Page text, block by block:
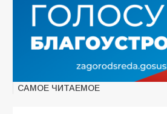
САМОЕ ЧИТАЕМОЕ